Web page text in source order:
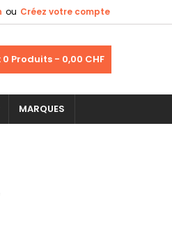
ou Créez votre compte
0 Produits - 0,00 CHF
MARQUES